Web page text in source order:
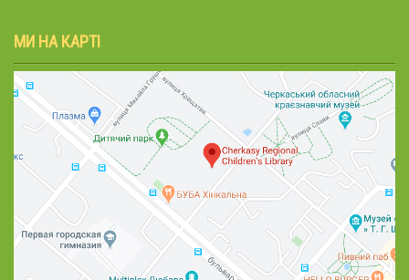
МИ НА КАРТІ